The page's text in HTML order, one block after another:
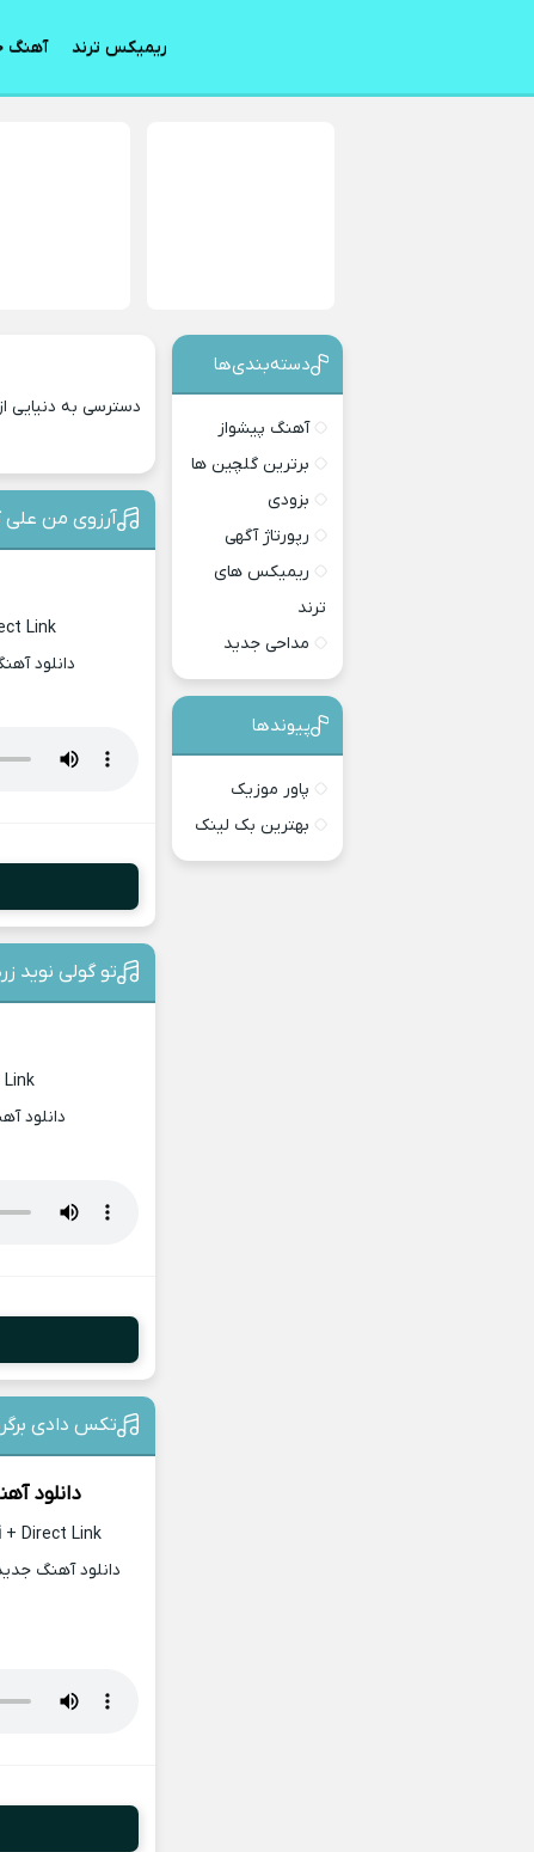
ریمیکس ترند آهنگ
دسترسی به دنیایی
آرزوی من
Link
دانلود
تو گولی نوید
دانلود
تکس دادی
دانلود
+ Direct Link
دانلود آهنگ
دسته‌بندی‎‌‌ها
آهنگ پیشواز
برترین گلچین ها
بزودی
رپورتاژ آگهی
ریمیکس های
ترند
مداحی جدید
پیوندها
پاور موزیک
بهترین بک لینک